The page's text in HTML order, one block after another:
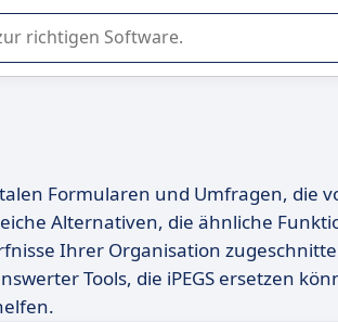
Auswahl von SaaS-Software in
Formularen und Umfragen, die
Alternativen, die ähnliche
Ihrer Organisation
Tools, die iPEGS ersetzen